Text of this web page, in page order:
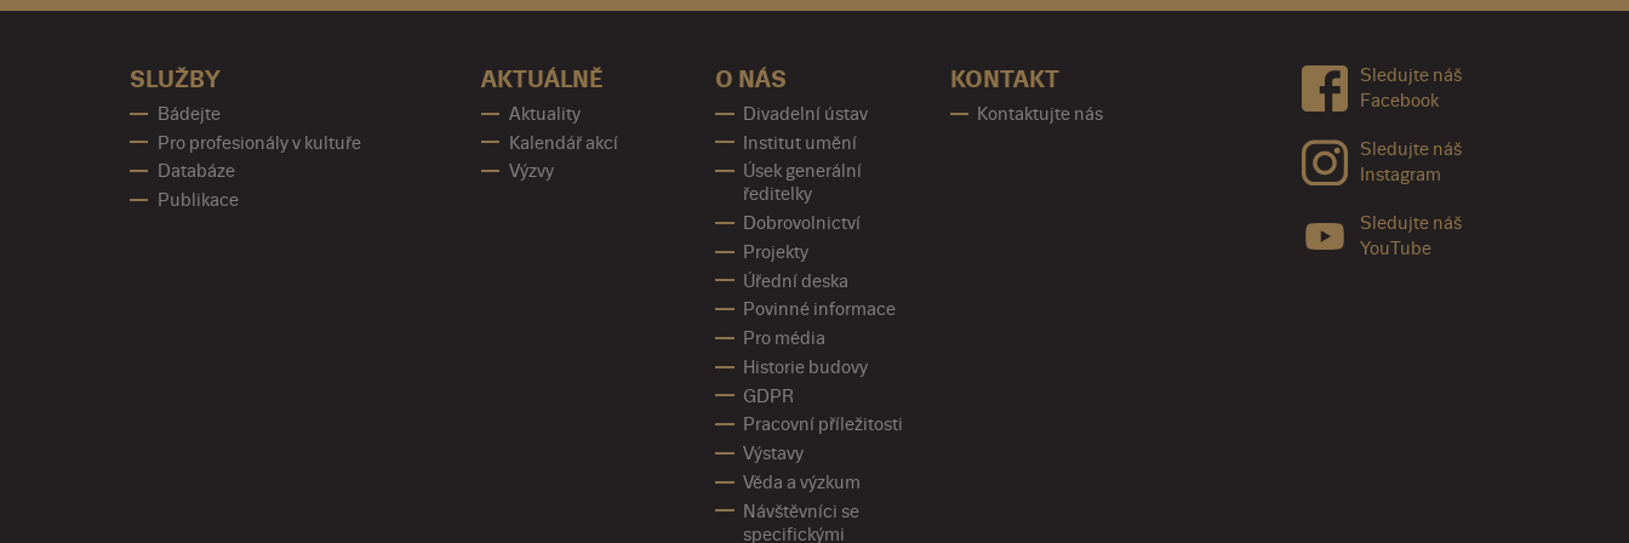
SLUŽBY
Bádejte
Pro profesionály v kultuře
Databáze
Publikace
AKTUÁLNĚ
Aktuality
Kalendář akcí
Výzvy
O NÁS
Divadelní ústav
Institut umění
Úsek generální
ředitelky
Dobrovolnictví
Projekty
Úřední deska
Povinné informace
Pro média
Historie budovy
GDPR
Pracovní příležitosti
Výstavy
Věda a výzkum
Návštěvníci se
specifickými
KONTAKT
Kontaktujte nás
Sledujte náš
Facebook
Sledujte náš
Instagram
Sledujte náš
YouTube